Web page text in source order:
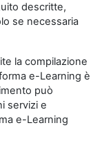
descritte,
se necessaria
la compilazione
e-Learning è
può
servizi e
e-Learning